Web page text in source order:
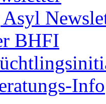
BHFI
Info